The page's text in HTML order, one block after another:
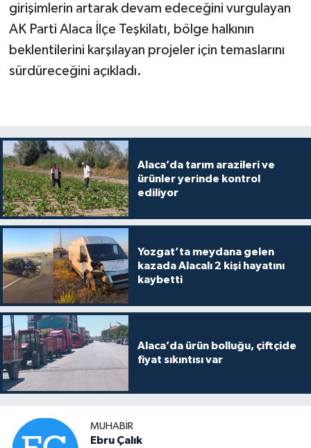
girişimlerin artarak devam edeceğini vurgulayan
AK Parti Alaca İlçe Teşkilatı, bölge halkının
beklentilerini karşılayan projeler için temaslarını
sürdüreceğini açıkladı.
Alaca’da tarım arazileri ve
ürünler yerinde kontrol
ediliyor
Yozgat’ta meydana gelen
kazada Alacalı 2 kişi hayatını
kaybetti
Alaca’da ürün bolluğu, çiftçide
fiyat sıkıntısı var
MUHABIR
Ebru Çalık